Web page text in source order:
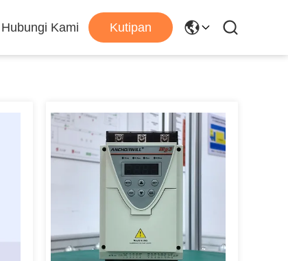
Hubungi Kami Kutipan